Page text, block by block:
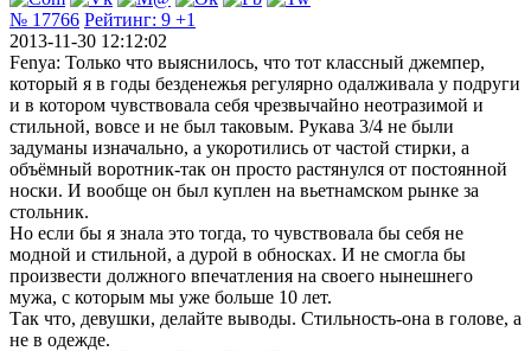
№ 17766 Рейтинг: 9 +1
2013-11-30 12:12:02
Fenya: Только что выяснилось, что тот классный джемпер,
который я в годы безденежья регулярно одалживала у подруги
и в котором чувствовала себя чрезвычайно неотразимой и
стильной, вовсе и не был таковым. Рукава 3/4 не были
задуманы изначально, а укоротились от частой стирки, а
объёмный воротник-так он просто растянулся от постоянной
носки. И вообще он был куплен на вьетнамском рынке за
стольник.
Но если бы я знала это тогда, то чувствовала бы себя не
модной и стильной, а дурой в обносках. И не смогла бы
произвести должного впечатления на своего нынешнего
мужа, с которым мы уже больше 10 лет.
Так что, девушки, делайте выводы. Стильность-она в голове, а
не в одежде.